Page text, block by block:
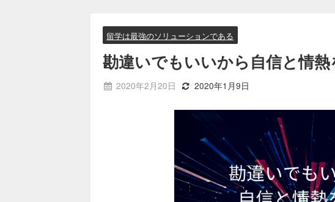
留学は最強のソリューションである
勘違いでもいいから自信と情熱
2020年2月20日 2020年1月9日